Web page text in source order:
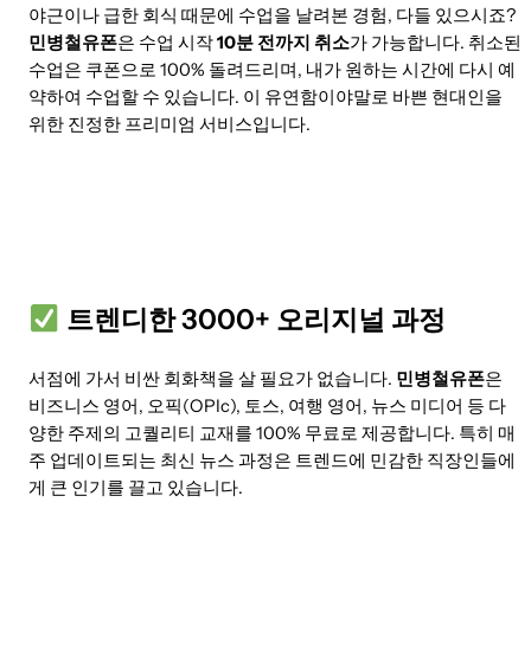
야근이나 급한 회식 때문에 수업을 날려본 경험, 다들 있으시죠?
민병철유폰은 수업 시작10분 전까지 취소가 가능합니다. 취소된
수업은 쿠폰으로 100% 돌려드리며, 내가 원하는 시간에 다시 예
약하여 수업할 수 있습니다. 이 유연함이야말로 바쁜 현대인을
위한 진정한 프리미엄 서비스입니다.
트렌디한 3000+ 오리지널 과정
서점에 가서 비싼 회화책을 살 필요가 없습니다. 민병철유폰은
비즈니스 영어, 오픽(OPIc), 토스, 여행 영어, 뉴스 미디어 등 다
양한 주제의 고퀄리티 교재를 100% 무료로 제공합니다. 특히 매
주 업데이트되는 최신 뉴스 과정은 트렌드에 민감한 직장인들에
게 큰 인기를 끌고 있습니다.